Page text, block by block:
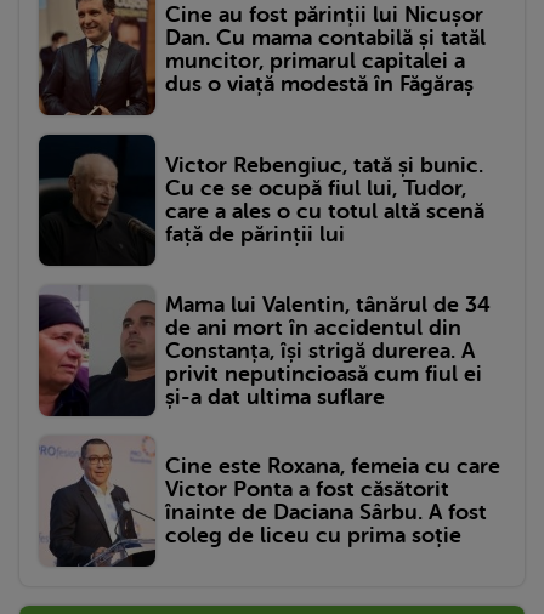
Cine au fost părinții lui Nicușor
Dan. Cu mama contabilă și tatăl
muncitor, primarul capitalei a
dus o viață modestă în Făgăraș
Victor Rebengiuc, tată și bunic.
Cu ce se ocupă fiul lui, Tudor,
care a ales o cu totul altă scenă
față de părinții lui
Mama lui Valentin, tânărul de 34
de ani mort în accidentul din
Constanța, își strigă durerea. A
privit neputincioasă cum fiul ei
și-a dat ultima suflare
Cine este Roxana, femeia cu care
Victor Ponta a fost căsătorit
înainte de Daciana Sârbu. A fost
coleg de liceu cu prima soție